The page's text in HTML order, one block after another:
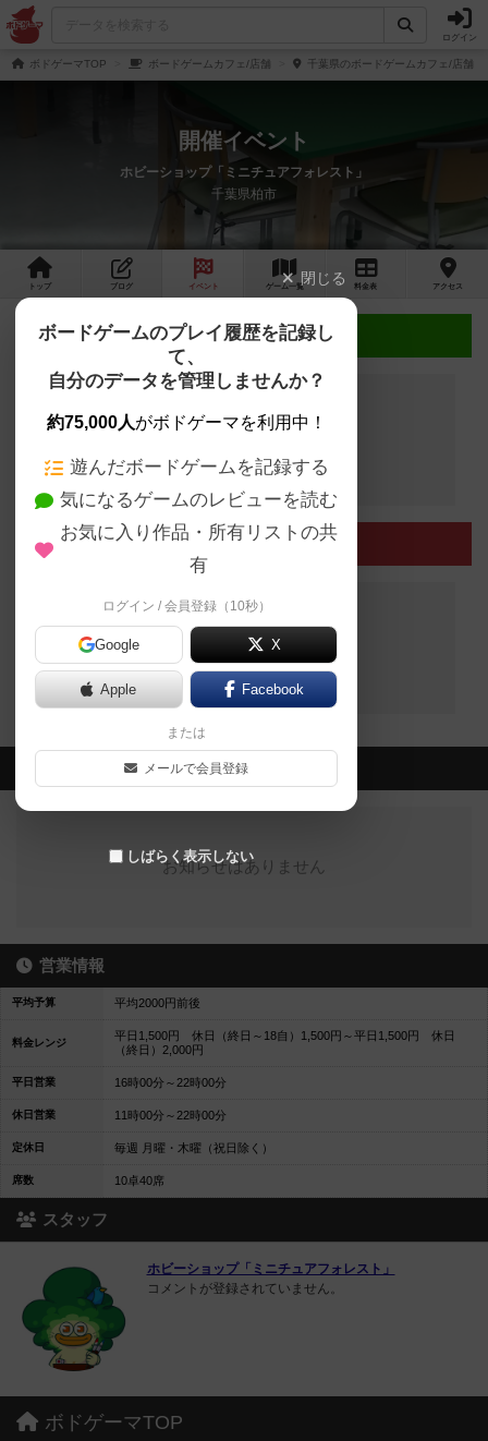
ログイン
ボドゲーマTOP ボードゲームカフェ/店舗 千葉県のボードゲームカフェ/店舗
開催イベント
ホビーショップ「ミニチュアフォレスト」
千葉県柏市
トップ ブログ イベント ゲーム一覧 料金 表 アクセス
近日開催予定のイベント
終了したイベント
終了したイベントはありません
最新のお知らせ
お知らせはありません
営業情報
平均予算 平均2000円前後
料金レンジ
平日1,500円 休日（終日～18自）1,500円～平日1,500円 休日
（終日）2,000円
平日営業 16時00分～22時00分
休日営業 11時00分～22時00分
定休日 毎週 月曜・木曜（祝日除く）
席数 10卓40席
スタッフ
ホビーショップ「ミニチュアフォレスト」
コメントが登録されていません。
閉じる
ボードゲームのプレイ履歴を記録し
て、
自分のデータを管理しませんか？
約75,000人がボドゲーマを利用中！
遊んだボードゲームを記録する
気になるゲームのレビューを読む
お気に入り作品・所有リストの共
有
ログイン / 会員登録（10秒）
Google X
Apple Facebook
または
メールで会員登録
しばらく表示しない
ボドゲーマTOP